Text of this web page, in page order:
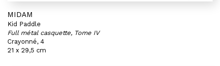
MIDAM
Kid Paddle
Full métal casquette, Tome IV
Crayonné, 4
21 x 29,5 cm